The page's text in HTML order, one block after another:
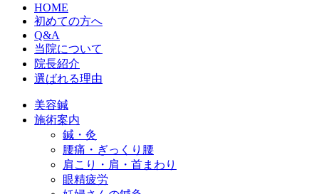
HOME
初めての方へ
Q&A
当院について
院長紹介
選ばれる理由
美容鍼
施術案内
鍼・灸
腰痛・ぎっくり腰
肩こり・肩・首まわり
眼精疲労